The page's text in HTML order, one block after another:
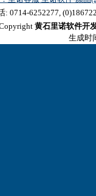
: 0714-6252277,
黄石里诺软件开
生成时